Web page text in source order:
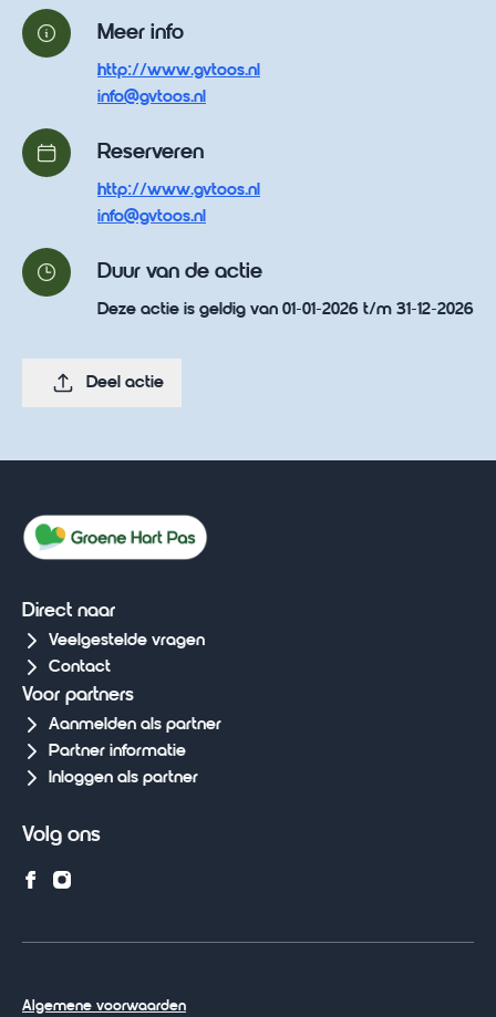
Meer info
http://www.gvtoos.nl
info@gvtoos.nl
Reserveren
http://www.gvtoos.nl
info@gvtoos.nl
Duur van de actie
Deze actie is geldig van 01-01-2026 t/m 31-12-2026
Deel actie
Direct naar
Veelgestelde vragen
Contact
Voor partners
Aanmelden als partner
Partner informatie
Inloggen als partner
Volg ons
Algemene voorwaarden